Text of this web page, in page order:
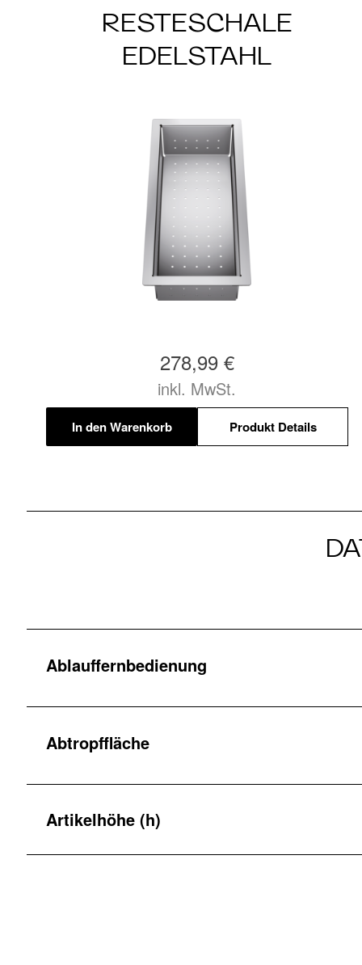
RESTESCHALE
EDELSTAHL
278,99 €
inkl. MwSt.
In den Warenkorb Produkt Details
Ablauffernbedienung
Abtropffläche
Artikelhöhe (h)